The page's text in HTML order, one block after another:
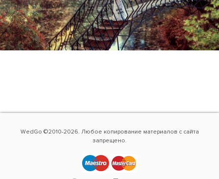
WedGo ©2010-2026. Любое копирование материалов с сайта
запрещено.